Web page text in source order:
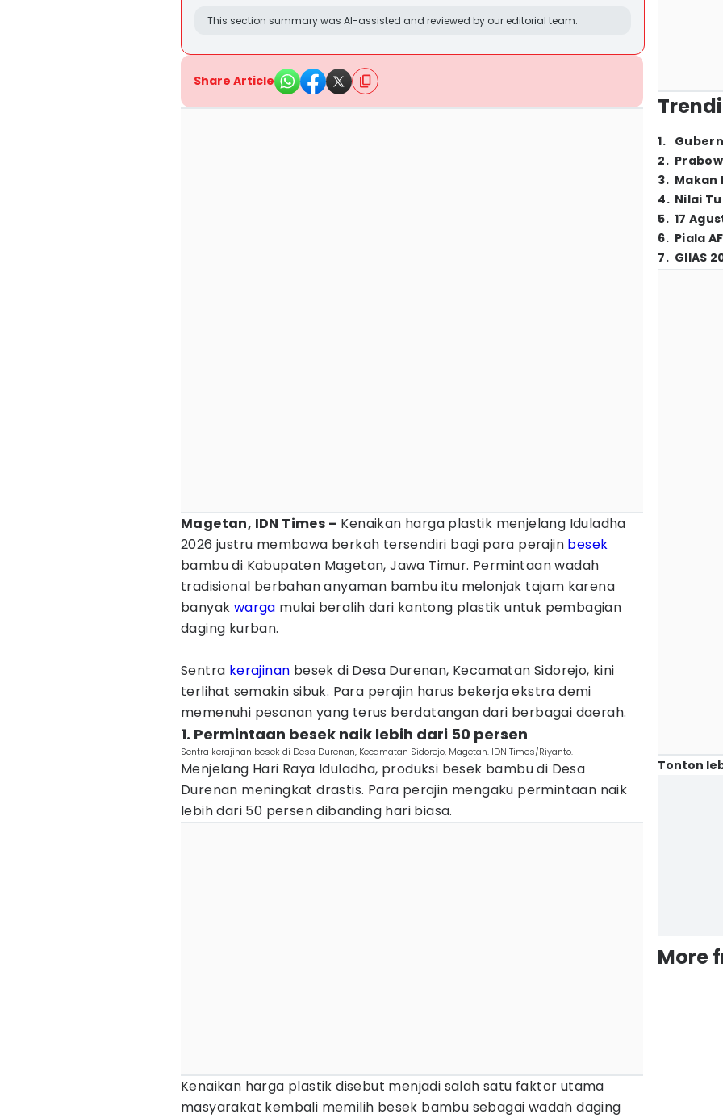
This section summary was AI-assisted and reviewed by our editorial team.
Share Article
Magetan, IDN Times – Kenaikan harga plastik menjelang Iduladha
2026 justru membawa berkah tersendiri bagi para perajin besek
bambu di Kabupaten Magetan, Jawa Timur. Permintaan wadah
tradisional berbahan anyaman bambu itu melonjak tajam karena
banyak warga mulai beralih dari kantong plastik untuk pembagian
daging kurban.
Sentra kerajinan besek di Desa Durenan, Kecamatan Sidorejo, kini
terlihat semakin sibuk. Para perajin harus bekerja ekstra demi
memenuhi pesanan yang terus berdatangan dari berbagai daerah.
1. Permintaan besek naik lebih dari 50 persen
Sentra kerajinan besek di Desa Durenan, Kecamatan Sidorejo, Magetan. IDN Times/Riyanto.
Menjelang Hari Raya Iduladha, produksi besek bambu di Desa
Durenan meningkat drastis. Para perajin mengaku permintaan naik
lebih dari 50 persen dibanding hari biasa.
Kenaikan harga plastik disebut menjadi salah satu faktor utama
masyarakat kembali memilih besek bambu sebagai wadah daging
1.
2.
3. Makan
4. Nilai
5. 17
6. Piala
7. GIIAS
Tonton
More